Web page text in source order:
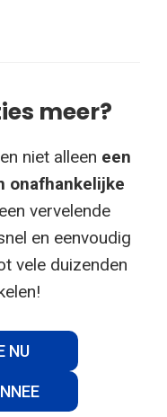
meer?
niet alleen een
onafhankelijke
vervelende
en eenvoudig
vele duizenden
NU